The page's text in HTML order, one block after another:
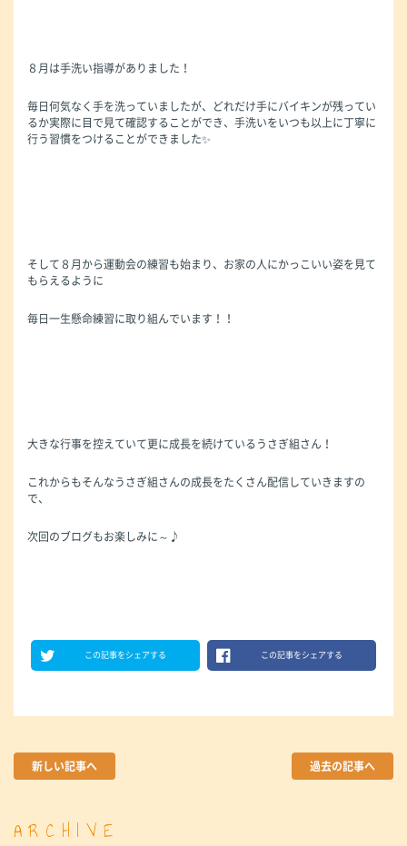
８月は手洗い指導がありました！
毎日何気なく手を洗っていましたが、どれだけ手にバイキンが残ってい
るか実際に目で見て確認することができ、手洗いをいつも以上に丁寧に
行う習慣をつけることができました✨
そして８月から運動会の練習も始まり、お家の人にかっこいい姿を見て
もらえるように
毎日一生懸命練習に取り組んでいます！！
大きな行事を控えていて更に成長を続けているうさぎ組さん！
これからもそんなうさぎ組さんの成長をたくさん配信していきますの
で、
次回のブログもお楽しみに～♪
この記事をシェアする この記事をシェアする
新しい記事へ 過去の記事へ
ARCHIVE